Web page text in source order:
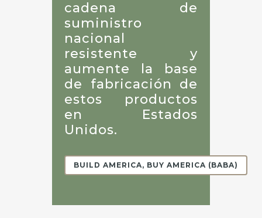
cadena de
suministro
nacional
resistente y
aumente la base
de fabricación de
estos productos
en Estados
Unidos.
BUILD AMERICA, BUY AMERICA (BABA)